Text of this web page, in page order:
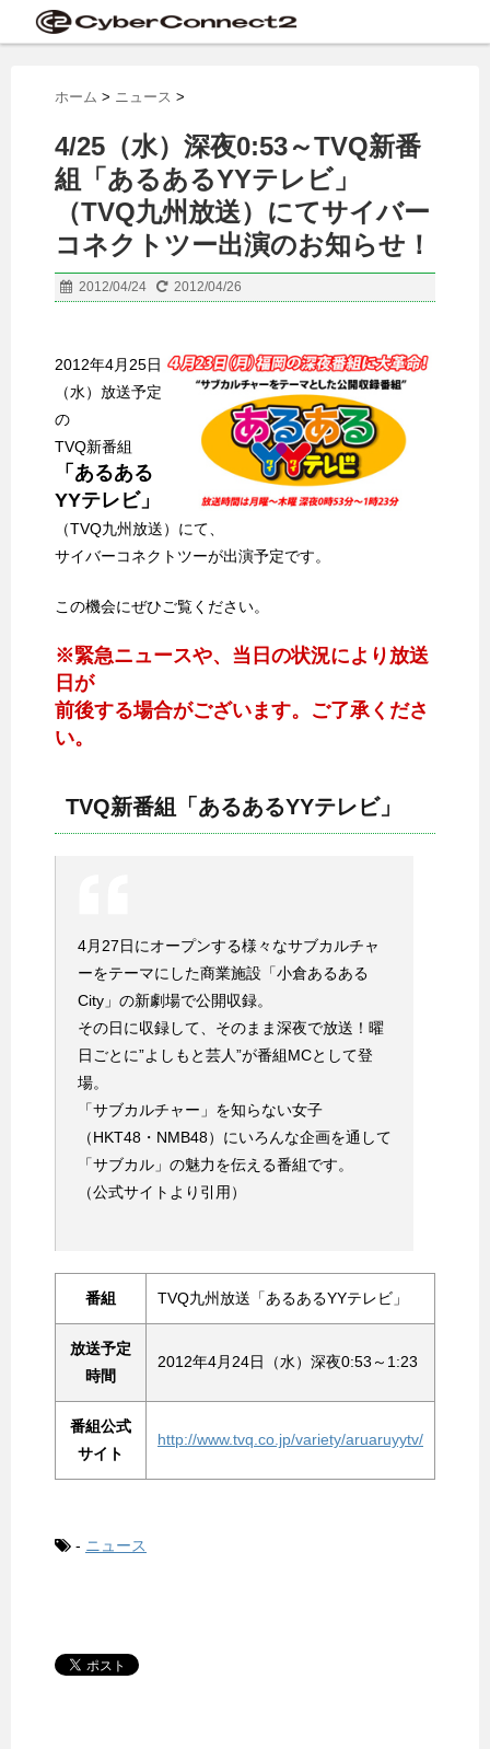
ホーム > ニュース >
4/25（水）深夜0:53～TVQ新番
組「あるあるYYテレビ」
（TVQ九州放送）にてサイバー
コネクトツー出演のお知らせ！
2012/04/24 2012/04/26
2012年4月25日
（水）放送予定
の
TVQ新番組
「あるある
YYテレビ」
（TVQ九州放送）にて、
サイバーコネクトツーが出演予定です。
この機会にぜひご覧ください。
※緊急ニュースや、当日の状況により放送
日が
前後する場合がございます。ご了承くださ
い。
TVQ新番組「あるあるYYテレビ」
4月27日にオープンする様々なサブカルチャ
ーをテーマにした商業施設「小倉あるある
City」の新劇場で公開収録。
その日に収録して、そのまま深夜で放送！曜
日ごとに”よしもと芸人”が番組MCとして登
場。
「サブカルチャー」を知らない女子
（HKT48・NMB48）にいろんな企画を通して
「サブカル」の魅力を伝える番組です。
（公式サイトより引用）
番組 TVQ九州放送「あるあるYYテレビ」
放送予定
時間
2012年4月24日（水）深夜0:53～1:23
番組公式
サイト
http://www.tvq.co.jp/variety/aruaruyytv/
- ニュース